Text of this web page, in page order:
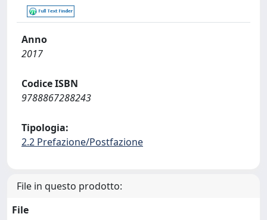
Anno
2017
Codice ISBN
9788867288243
Tipologia:
2.2 Prefazione/Postfazione
File in questo prodotto:
File